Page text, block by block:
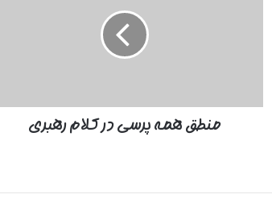
منطق همه پرسی در کلام رهبری